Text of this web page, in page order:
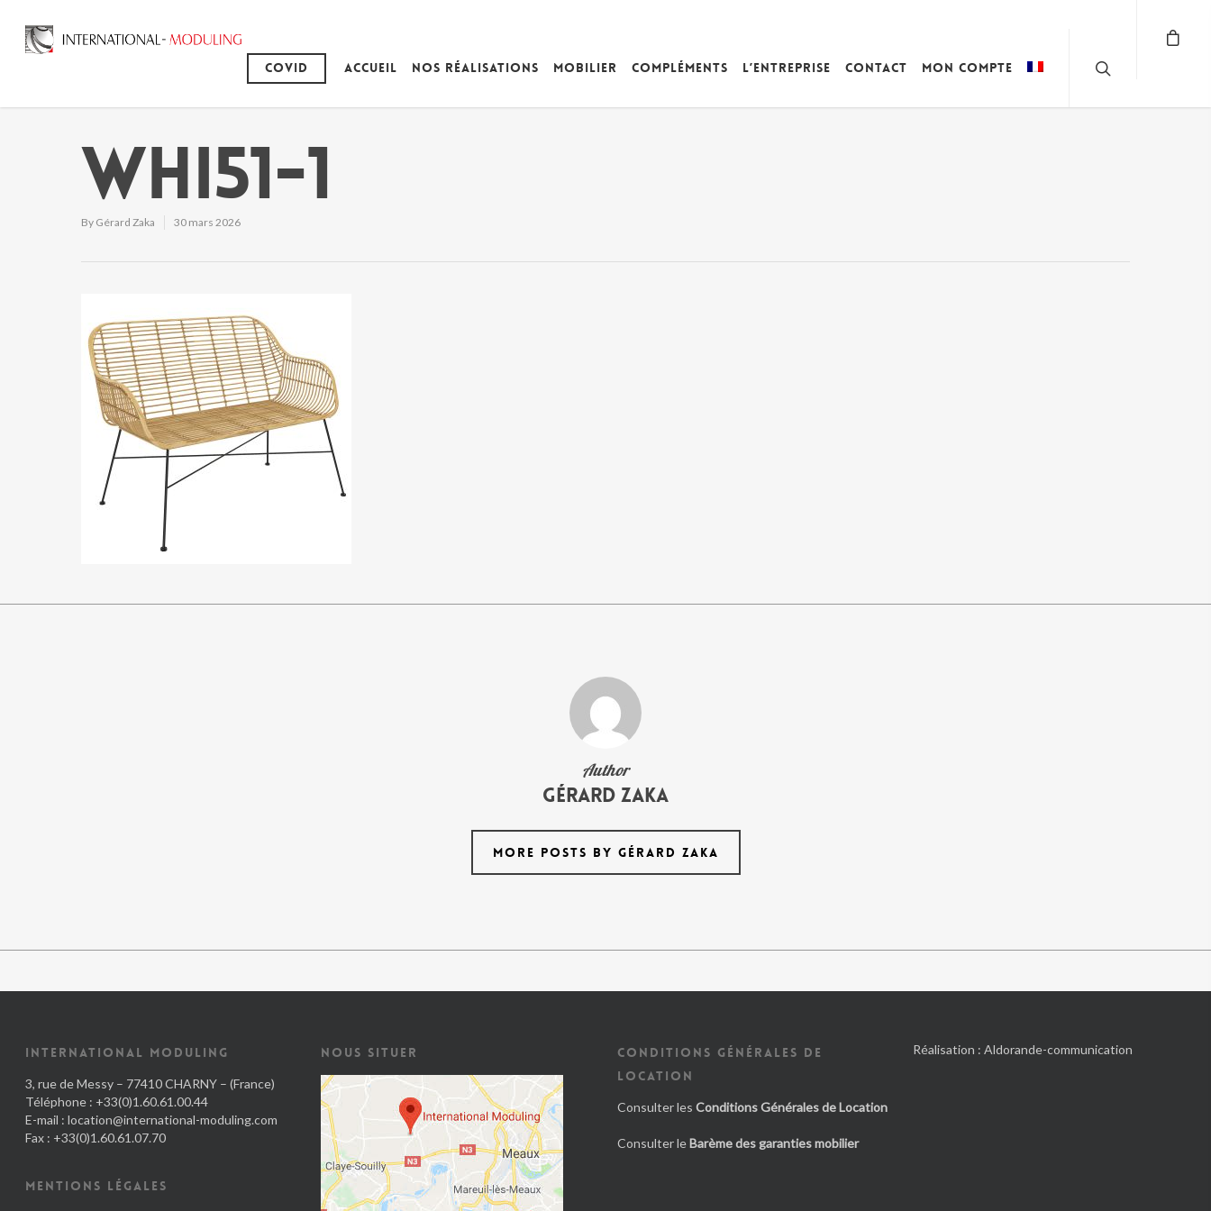
Covid Accueil Nos réalisations Mobilier Compléments L’entreprise Contact Mon compte
WHI51-1
By Gérard Zaka 30 mars 2026
Author
Gérard Zaka
MORE POSTS BY GÉRARD ZAKA
INTERNATIONAL MODULING
3, rue de Messy – 77410 CHARNY – (France)
Téléphone : +33(0)1.60.61.00.44
E-mail : location@international-moduling.com
Fax : +33(0)1.60.61.07.70
MENTIONS LÉGALES
NOUS SITUER
CONDITIONS GÉNÉRALES DE
LOCATION
Consulter les Conditions Générales de Location
Consulter leBarème des garanties mobilier
Réalisation :Aldorande-communication